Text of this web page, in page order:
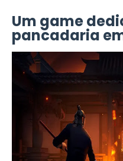
Um game
pancadaria